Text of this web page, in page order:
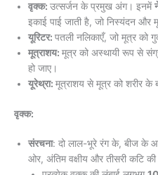
वृक्क: उत्सर्जन के प्रमुख अंग। इनमें
इकाई पाई जाती है, जो निस्यंदन और
यूरिटर: पतली नलिकाएँ, जो मूत्र को
मूत्राशय: मूत्र को अस्थायी रूप से
हो जाए।
यूरेथ्रा: मूत्राशय से मूत्र को शरीर के
वृक्क:
संरचना: दो लाल-भूरे रंग के, बीज के
ओर, अंतिम वक्षीय और तीसरी कटि